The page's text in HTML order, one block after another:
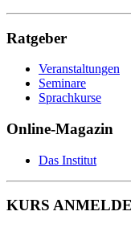
Ratgeber
Veranstaltungen
Seminare
Sprachkurse
Online-Magazin
Das Institut
KURS